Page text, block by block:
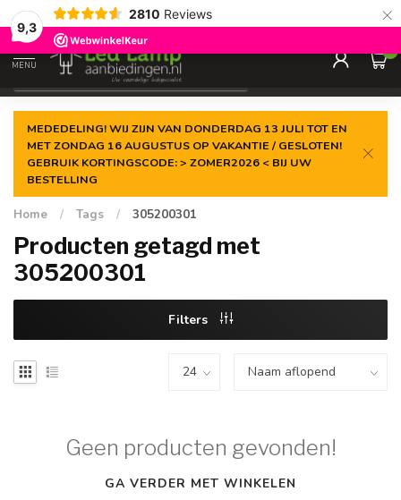
9,3
2810 Reviews ×
Gegarandeerde delaagste prijs
MENU
0
MEDEDELING! WIJ ZIJN VAN DONDERDAG 13 JULI TOT EN
MET ZONDAG 16 AUGUSTUS OP VAKANTIE / GESLOTEN!
GEBRUIK KORTINGSCODE: > ZOMER2026 < BIJ UW
BESTELLING
Home / Tags / 305200301
Producten getagd met
305200301
Filters
Geen producten gevonden!
GA VERDER MET WINKELEN